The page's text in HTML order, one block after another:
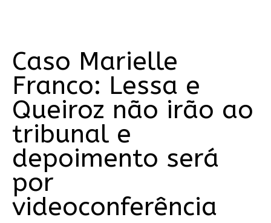
Caso Marielle
Franco: Lessa e
Queiroz não irão ao
tribunal e
depoimento será
por
videoconferência